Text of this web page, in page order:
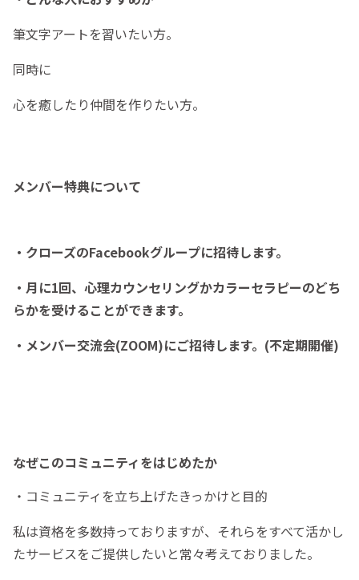
筆文字アートを習いたい方。
同時に
心を癒したり仲間を作りたい方。
メンバー特典について
・クローズのFacebookグループに招待します。
・月に1回、心理カウンセリングかカラーセラピーのどち
らかを受けることができます。
・メンバー交流会(ZOOM)にご招待します。(不定期開催)
なぜこのコミュニティをはじめたか
・コミュニティを立ち上げたきっかけと目的
私は資格を多数持っておりますが、それらをすべて活かし
たサービスをご提供したいと常々考えておりました。